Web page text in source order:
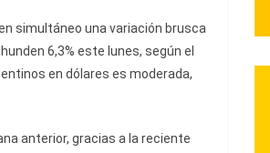
simultáneo una variación brusca
6,3% este lunes, según el
en dólares es moderada,
anterior, gracias a la reciente